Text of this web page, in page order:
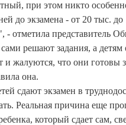
при этом никто
до экзамена - от 20 тыс.
- отметила представитель
решают задания, а детям
жалуются, что они готовы
она.
сдают экзамен в
Реальная причина еще
который сдает сам,